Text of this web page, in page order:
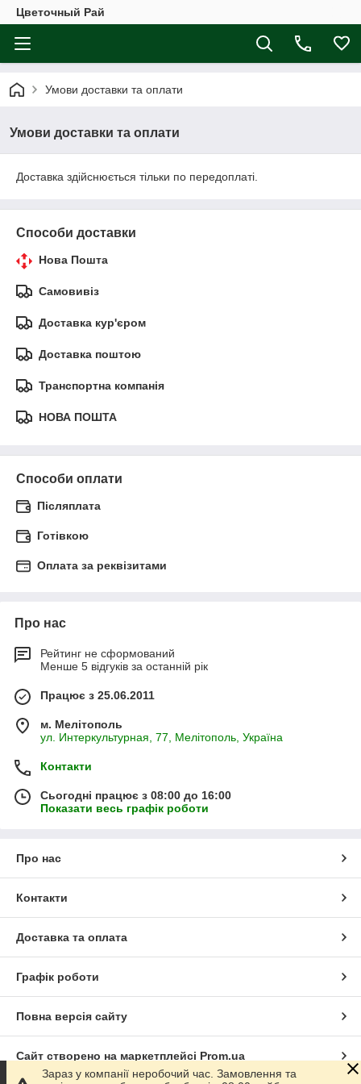
Цветочный Рай
Умови доставки та оплати
Умови доставки та оплати
Доставка здійснюється тільки по передоплаті.
Способи доставки
Нова Пошта
Самовивіз
Доставка кур'єром
Доставка поштою
Транспортна компанія
НОВА ПОШТА
Способи оплати
Післяплата
Готівкою
Оплата за реквізитами
Про нас
Рейтинг не сформований
Менше 5 відгуків за останній рік
Працює з 25.06.2011
м. Мелітополь
ул. Интеркультурная, 77, Мелітополь, Україна
Контакти
Сьогодні працює з 08:00 до 16:00
Показати весь графік роботи
Про нас
Контакти
Доставка та оплата
Графік роботи
Повна версія сайту
Сайт створено на маркетплейсі Prom.ua
Зараз у компанії неробочий час. Замовлення та